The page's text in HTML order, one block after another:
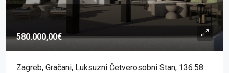
580.000,00€
Zagreb, Gračani, Luksuzni Četverosobni Stan, 136.58